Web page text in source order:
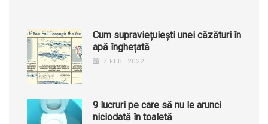
Cum supraviețuiești unei căzături în
apă înghețată
7 FEB. 2022
9 lucruri pe care să nu le arunci
niciodată în toaletă